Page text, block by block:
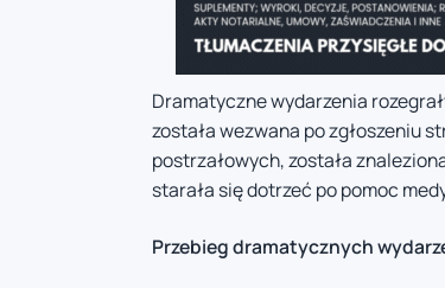
Dramatyczne wydarzenia
została wezwana po zgłoszeniu
postrzałowych, została
starała się dotrzeć po pomoc
Przebieg dramatycznych